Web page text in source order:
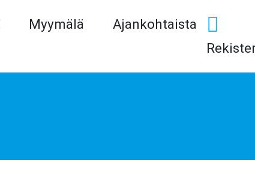
Myymälä
Ajankohtaista